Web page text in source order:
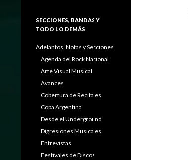
SECCIONES, BANDAS Y
TODO LO DEMÁS
Adelantos, Notas y Secciones
Agenda del Rock Nacional
Arte Visual Musical
Avances
Cobertura de Recitales
Copa Argentina
Desde el Underground
Digresiones Musicales
Entrevistas
Festivales de Discos